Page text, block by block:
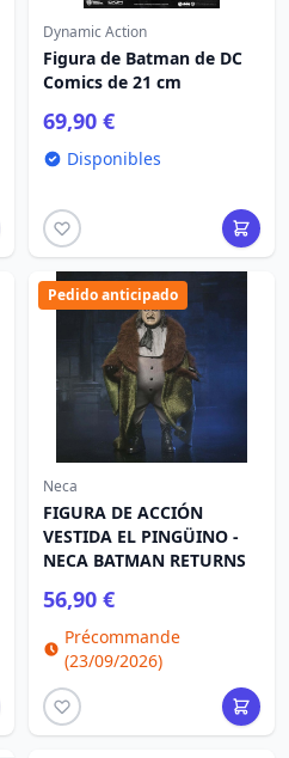
Dynamic Action
Figura de Batman de DC
Comics de 21 cm
69,90 €
Disponibles
Pedido anticipado
Neca
FIGURA DE ACCIÓN
VESTIDA EL PINGÜINO -
NECA BATMAN RETURNS
56,90 €
Précommande
(23/09/2026)